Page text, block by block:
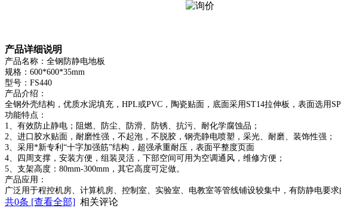
产品详细说明
产品名称：全钢防静电地板
规格：600*600*35mm
型号：FS440
产品介绍：
全钢外壳结构，优质水泥填充，HPL或PVC，陶瓷贴面，底面采用ST14拉伸板，表面选用
功能特点：
1、有效防止静电；阻燃、防尘、防滑、防锈、抗污、耐化学腐蚀品；
2、进口胶水贴面，耐磨性强，不起泡，不脱胶，钢壳静电喷塑，采光、耐磨、装饰性强；
3、采用*新专利“十字加强筋”结构，超强承重耐压，表面平整度页面
4、四周支撑，安装方便，组装灵活，下部空间可用为空调通风，维修方便；
5、支架高度：80mm-300mm，其它高度可定做。
产品应用：
广泛用于程控机房、计算机房、控制室、实验室、电教室等管线铺设较集中，有防静电要
共0条 [查看全部] 相关评论